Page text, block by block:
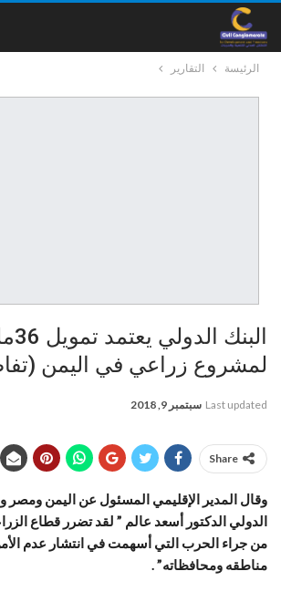
الرئيسة التقارير
لمشروع زراعي في اليمن
Last updated سبتمبر 9, 2018
Share
وقال المدير الإقليمي المسئول عن اليمن ومصر
الدولي الدكتور أسعد عالم ” لقد تضرر قطاع
من جراء الحرب التي أسهمت في انتشار عدم
مناطقه ومحافظاته” .